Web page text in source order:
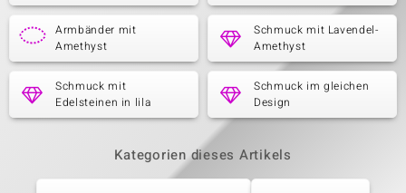
Armbänder mit
Amethyst
Schmuck mit Lavendel-
Amethyst
Schmuck mit
Edelsteinen in lila
Schmuck im gleichen
Design
Kategorien dieses Artikels